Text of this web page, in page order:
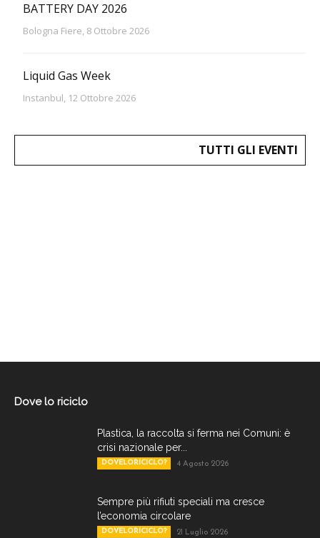
BATTERY DAY 2026
Bologna Fiere, 8 Ottobre 2026
Liquid Gas Week
Instanbul, 12 Ottobre 2026
TUTTI GLI EVENTI
Dove lo riciclo
Plastica, la raccolta si ferma nei Comuni: è
crisi nazionale per...
DOVELORICICLO? 4 Agosto 2026
Sempre più rifiuti speciali ma cresce
l’economia circolare
DOVELORICICLO? 21 Luglio 2026